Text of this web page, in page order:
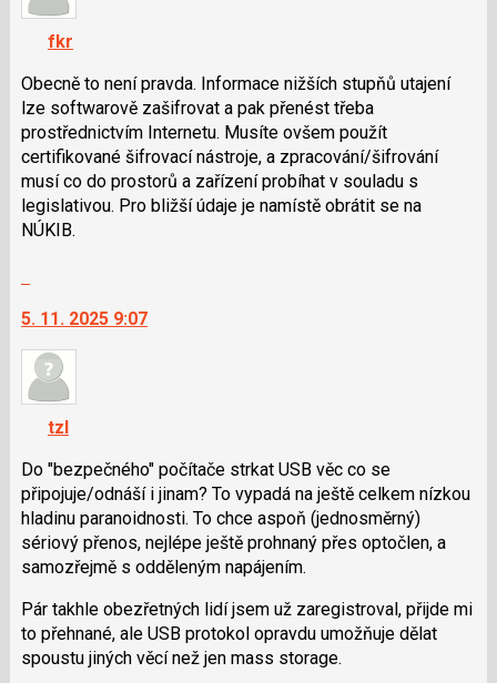
názor
navigaci
lze
použít
i
klávesy
N
pro
následující
a
nový
názor
fkr
Obecně to není pravda. Informace nižších stupňů utajení
lze softwarově zašifrovat a pak přenést třeba
prostřednictvím Internetu. Musíte ovšem použít
certifikované šifrovací nástroje, a zpracování/ši­frování
musí co do prostorů a zařízení probíhat v souladu s
legislativou. Pro bližší údaje je namístě obrátit se na
NÚKIB.
další
nový
názor.
navigaci
lze
použít
i
klávesy
N
pro
a
P
pro
5. 11. 2025 9:07
tzl
Do "bezpečného" počítače strkat USB věc co se
připojuje/odnáší i jinam? To vypadá na ještě celkem nízkou
hladinu paranoidnosti. To chce aspoň (jednosměrný)
sériový přenos, nejlépe ještě prohnaný přes optočlen, a
samozřejmě s odděleným napájením.
Pár takhle obezřetných lidí jsem už zaregistroval, přijde mi
to přehnané, ale USB protokol opravdu umožňuje dělat
spoustu jiných věcí než jen mass storage.